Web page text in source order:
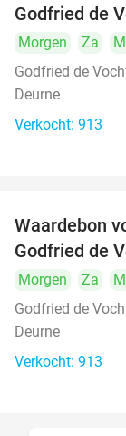
Godfried de
Morgen Za
Godfried de
Deurne
Verkocht: 913
Waardebon
Godfried de
Morgen Za
Godfried de
Deurne
Verkocht: 913